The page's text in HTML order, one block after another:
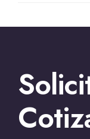
Empresa de
→ Los Mejores